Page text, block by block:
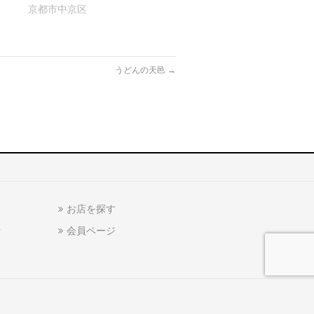
京都市中京区
うどんの天邑 →
お店を探す
会員ページ